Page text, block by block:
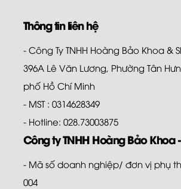
Thông tin liên hệ
- Công Ty TNHH Hoàng Bảo Khoa &
396A Lê Văn Lương, Phường Tân
phố Hồ Chí Minh
- MST : 0314628349
- Hotline: 028.73003875
Công ty TNHH Hoàng Bảo Khoa
- Mã số doanh nghiệp/ đơn vị phụ
004